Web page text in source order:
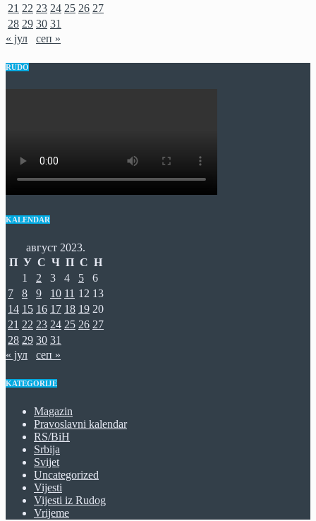
21 22 23 24 25 26 27
28 29 30 31
« јул
сеп »
RUDO
KALENDAR
август 2023.
П У С Ч П С Н
1
2 3 4 5
6
7
8 9 10 11 12 13
14 15 16 17 18 19 20
21 22 23 24 25 26 27
28 29 30 31
« јул
сеп »
KATEGORIJE
Magazin
Pravoslavni kalendar
RS/BiH
Srbija
Svijet
Uncategorized
Vijesti
Vijesti iz Rudog
Vrijeme